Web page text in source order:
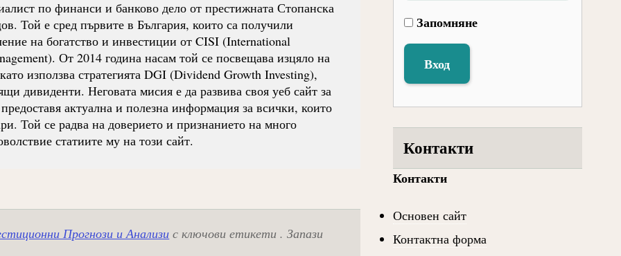
по финанси и банково дело от престижната Стопанска
Той е сред първите в България, които са получили
на богатство и инвестиции от CISI (International
От 2014 година насам той се посвещава изцяло на
използва стратегията DGI (Dividend Growth Investing),
дивиденти. Неговата мисия е да развива своя уеб сайт за
актуална и полезна информация за всички, които
Той се радва на доверието и признанието на много
статиите му на този сайт.
Прогнози и Анализи с ключови етикети . Запази
Запомняне
Вход
Контакти
Контакти
Основен сайт
Контактна форма